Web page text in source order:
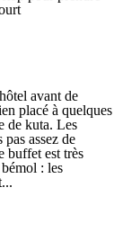
avant de
placé à quelques
de kuta. Les
assez de
buffet est très
: les